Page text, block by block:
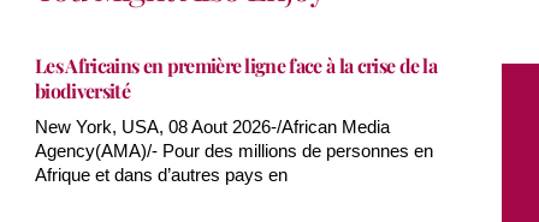
Les Africains en première ligne face à la crise de la
biodiversité
New York, USA, 08 Aout 2026-/African Media
Agency(AMA)/- Pour des millions de personnes en
Afrique et dans d’autres pays en